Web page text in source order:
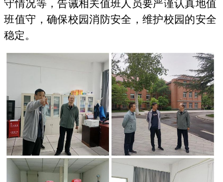
守情况等，告诫相关值班人员要严谨认真地值
班值守，确保校园消防安全，维护校园的安全
稳定。